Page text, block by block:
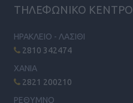
ΤΗΛΕΦΩΝΙΚΟ ΚΕΝΤΡΟ
ΗΡΑΚΛΕΙΟ - ΛΑΣΙΘΙ
2810 342474
ΧΑΝΙΑ
2821 200210
ΡΕΘΥΜΝΟ